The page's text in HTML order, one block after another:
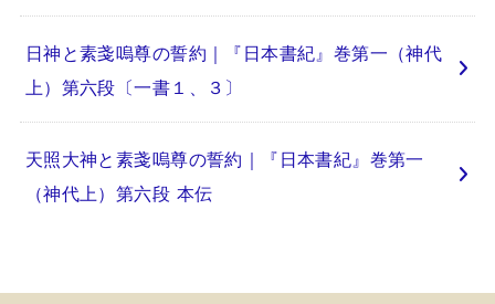
日神と素戔嗚尊の誓約｜『日本書紀』巻第一（神代
上）第六段〔一書１、３〕
天照大神と素戔嗚尊の誓約｜『日本書紀』巻第一
（神代上）第六段 本伝